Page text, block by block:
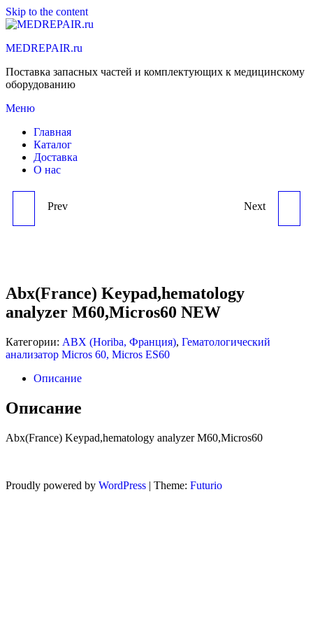
Skip to the content
MEDREPAIR.ru
Поставка запасных частей и комплектующих к медицинскому
оборудованию
Меню
Главная
Каталог
Доставка
О нас
ANALYZER
M60,MICROS60 NEW
Prev ABX(FRANCE) PISTON
ANALYZER
M60,MICROS60 NEW
Next
Abx(France) Keypad,hematology
analyzer M60,Micros60 NEW
Категории: ABX (Horiba, Франция), Гематологический
анализатор Micros 60, Micros ES60
Описание
Описание
Abx(France) Keypad,hematology analyzer M60,Micros60
Proudly powered by WordPress | Theme: Futurio